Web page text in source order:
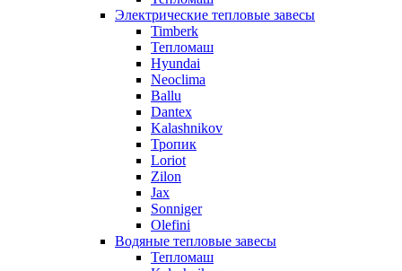
Электрические тепловые завесы
Timberk
Тепломаш
Hyundai
Neoclima
Ballu
Dantex
Kalashnikov
Тропик
Loriot
Zilon
Jax
Sonniger
Olefini
Водяные тепловые завесы
Тепломаш